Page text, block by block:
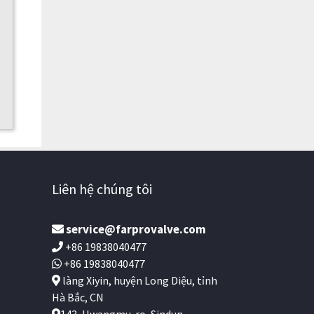
Liên hệ chúng tôi
service@farprovalve.com
+86 19838040477
+86 19838040477
làng Xiyin, huyện Long Diệu, tỉnh
Hà Bắc, CN